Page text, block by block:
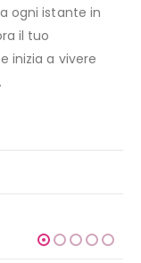
ogni istante in
il tuo
inizia a vivere